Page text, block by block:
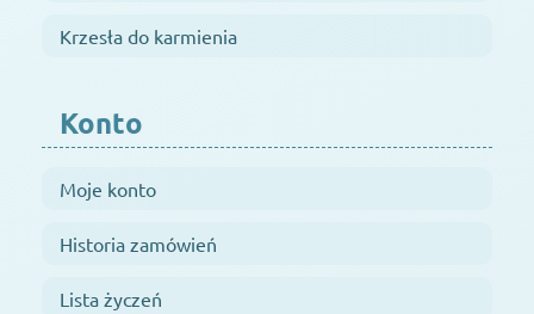
Krzesła do karmienia
Konto
Moje konto
Historia zamówień
Lista życzeń